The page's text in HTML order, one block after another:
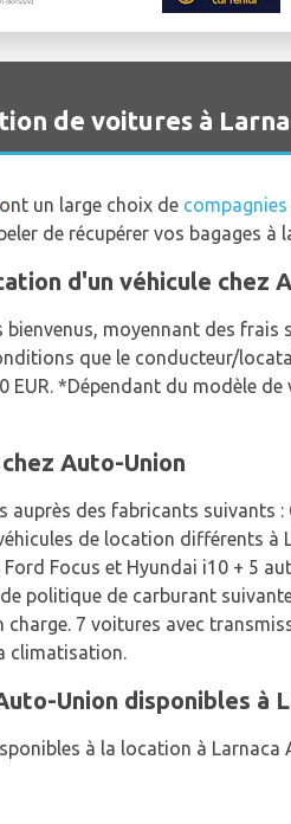
de voitures à
ont un large choix de
de récupérer vos bagages
d'un véhicule chez
moyennant des
que le conducteur/
*Dépendant du modèle
Auto-Union
des fabricants suivants
de location différents
Focus et Hyundai i10 + 5
politique de carburant
charge. 7 voitures avec
climatisation.
Union disponibles à
à la location à Larnaca